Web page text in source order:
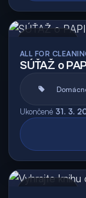
ALL FOR
SÚŤAŽ o
Ukončené 31. 3.